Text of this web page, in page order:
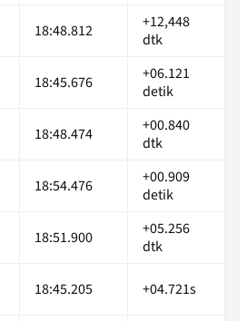
18:48.812
+12,448
dtk
18:45.676
+06.121
detik
18:48.474
+00.840
dtk
18:54.476
+00.909
detik
18:51.900
+05.256
dtk
18:45.205 +04.721s